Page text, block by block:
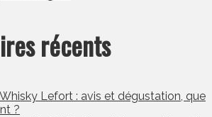
récents
Whisky Lefort : avis et dégustation, que
?